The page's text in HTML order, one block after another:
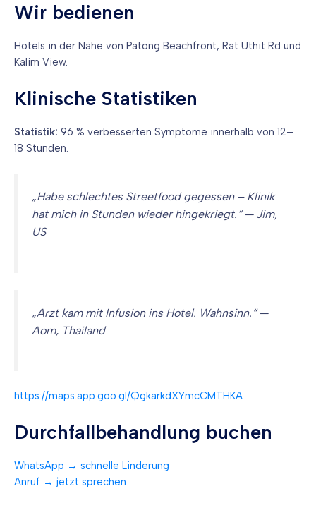
Wir bedienen
Hotels in der Nähe von Patong Beachfront, Rat Uthit Rd und
Kalim View.
Klinische Statistiken
Statistik: 96 % verbesserten Symptome innerhalb von 12–
18 Stunden.
„Habe schlechtes Streetfood gegessen – Klinik
hat mich in Stunden wieder hingekriegt.“ — Jim,
US
„Arzt kam mit Infusion ins Hotel. Wahnsinn.“ —
Aom, Thailand
https://maps.app.goo.gl/QgkarkdXYmcCMTHKA
Durchfallbehandlung buchen
WhatsApp → schnelle Linderung
Anruf → jetzt sprechen